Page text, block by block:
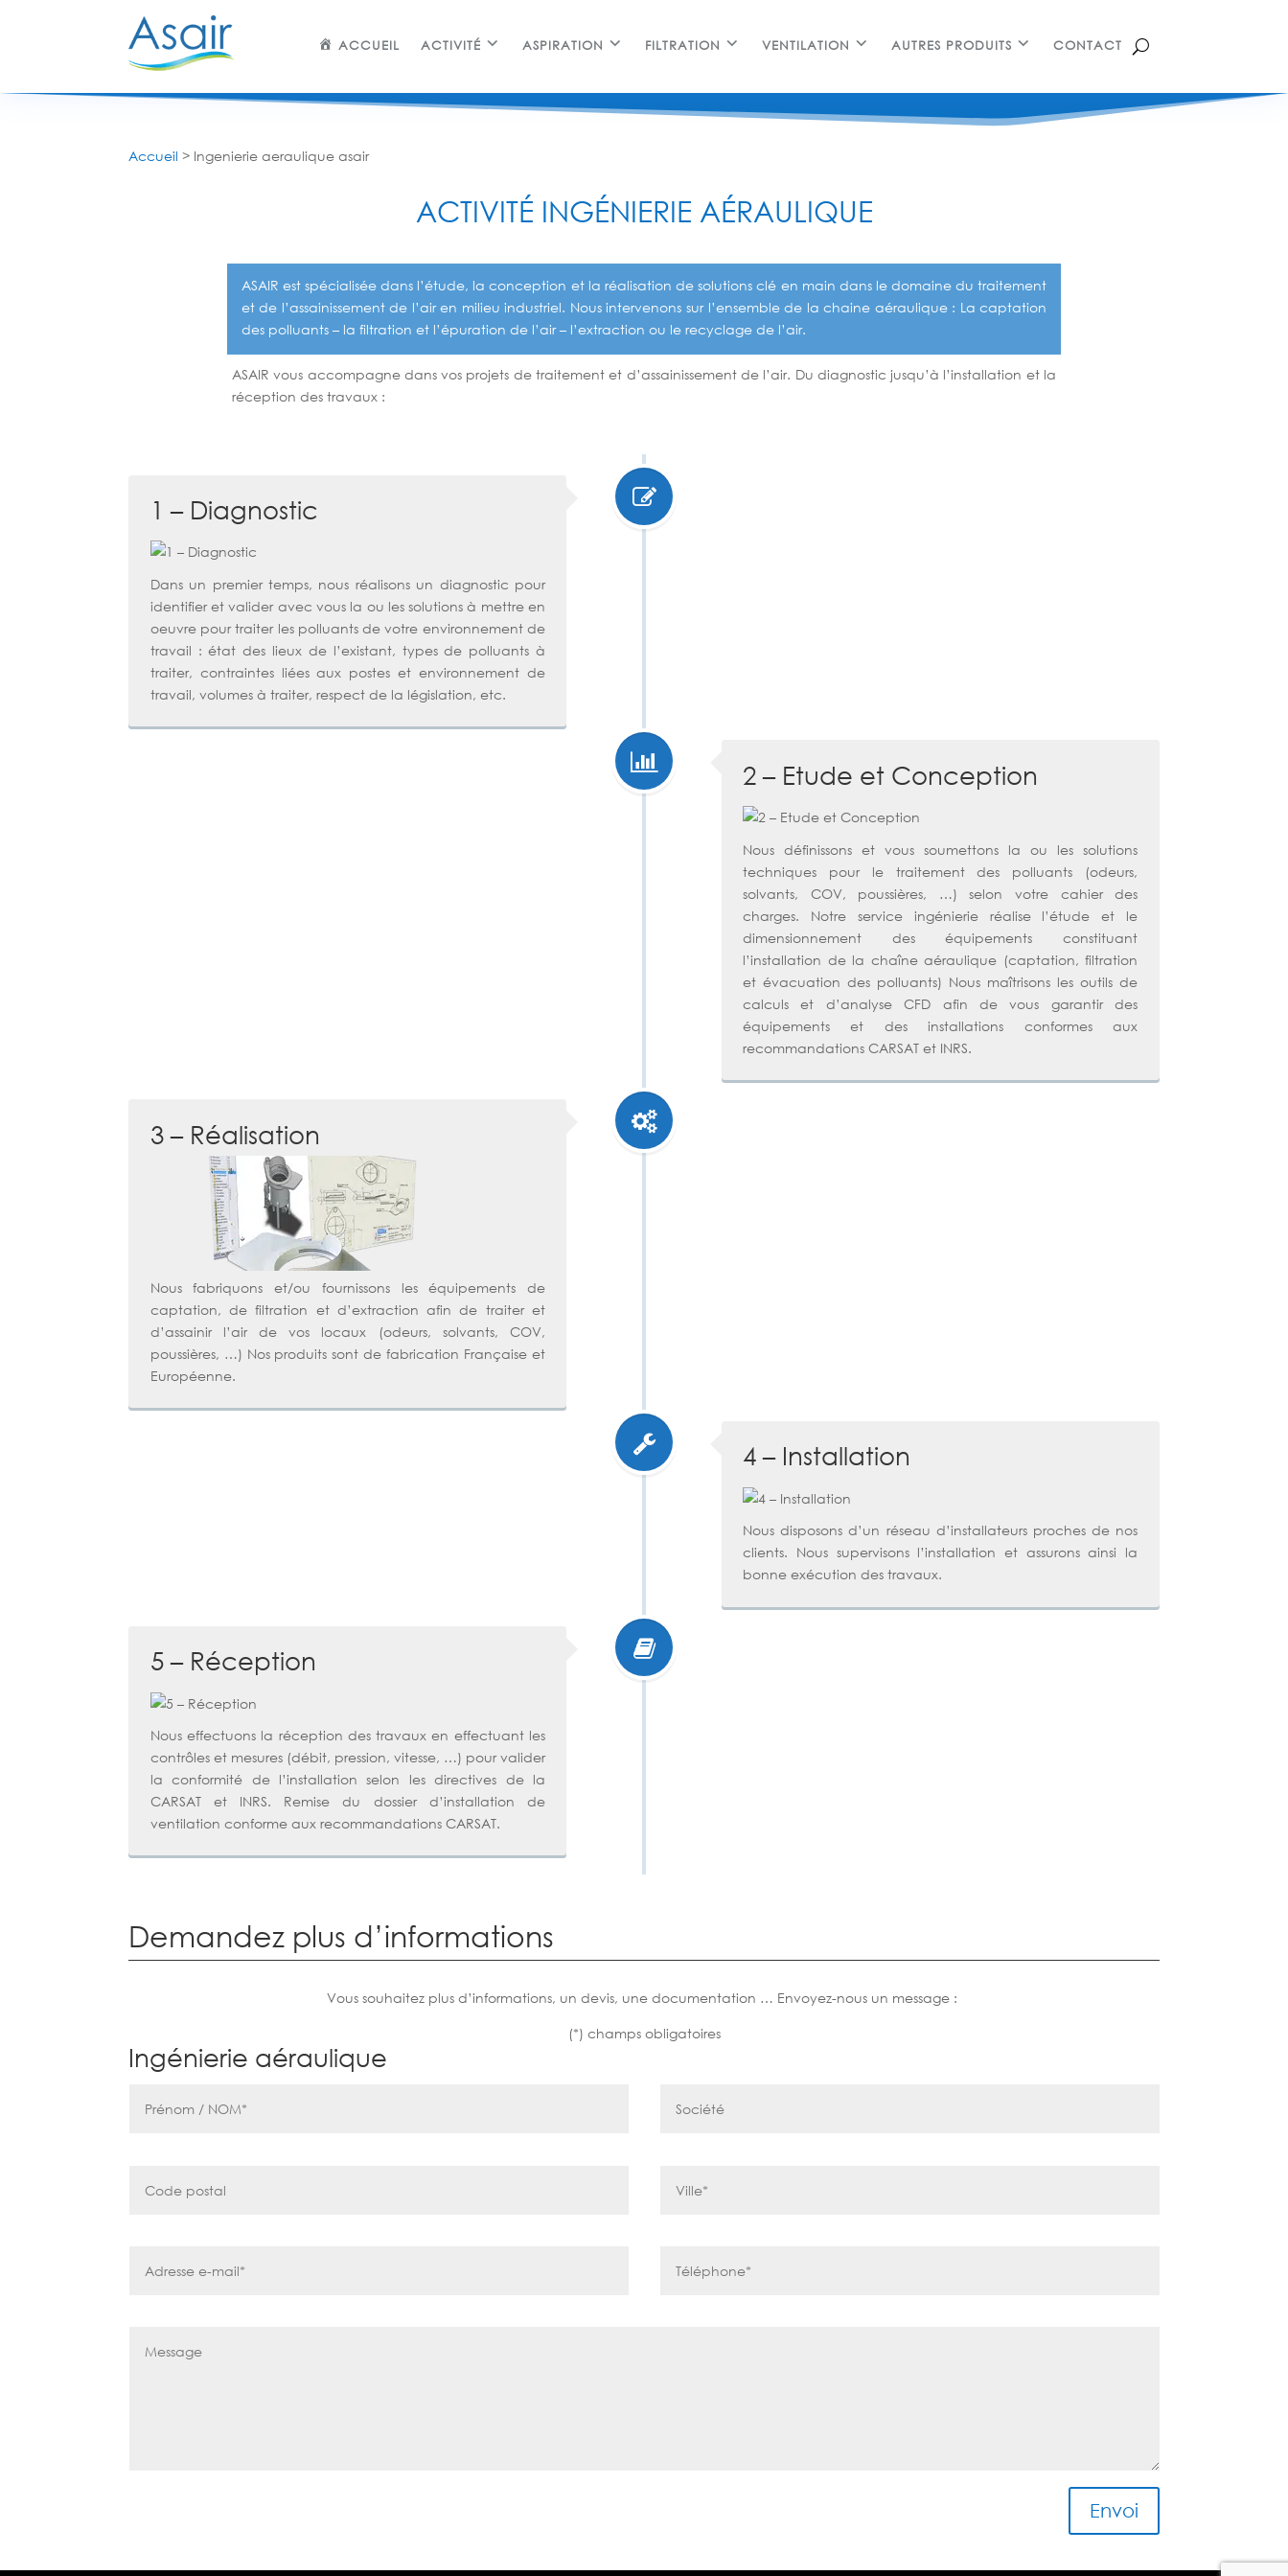
ACCUEIL ACTIVITÉ ASPIRATION FILTRATION VENTILATION AUTRES PRODUITS CONTACT
Accueil > Ingenierie aeraulique asair
ACTIVITÉ INGÉNIERIE AÉRAULIQUE
ASAIR est spécialisée dans l’étude, la conception et la réalisation de solutions clé en main dans le domaine du traitement
et de l’assainissement de l’air en milieu industriel. Nous intervenons sur l’ensemble de la chaine aéraulique : La captation
des polluants – la filtration et l’épuration de l’air – l’extraction ou le recyclage de l’air.
ASAIR vous accompagne dans vos projets de traitement et d’assainissement de l’air. Du diagnostic jusqu’à l’installation et la
réception des travaux :
1 – Diagnostic
Dans un premier temps, nous réalisons un diagnostic pour
identifier et valider avec vous la ou les solutions à mettre en
oeuvre pour traiter les polluants de votre environnement de
travail : état des lieux de l’existant, types de polluants à
traiter, contraintes liées aux postes et environnement de
travail, volumes à traiter, respect de la législation, etc.
2 – Etude et Conception
Nous définissons et vous soumettons la ou les solutions
techniques pour le traitement des polluants (odeurs,
solvants, COV, poussières, …) selon votre cahier des
charges. Notre service ingénierie réalise l’étude et le
dimensionnement des équipements constituant
l’installation de la chaîne aéraulique (captation, filtration
et évacuation des polluants) Nous maîtrisons les outils de
calculs et d’analyse CFD afin de vous garantir des
équipements et des installations conformes aux
recommandations CARSAT et INRS.
3 – Réalisation
Nous fabriquons et/ou fournissons les équipements de
captation, de filtration et d’extraction afin de traiter et
d’assainir l’air de vos locaux (odeurs, solvants, COV,
poussières, …) Nos produits sont de fabrication Française et
Européenne.
4 – Installation
Nous disposons d’un réseau d’installateurs proches de nos
clients. Nous supervisons l’installation et assurons ainsi la
bonne exécution des travaux.
5 – Réception
Nous effectuons la réception des travaux en effectuant les
contrôles et mesures (débit, pression, vitesse, …) pour valider
la conformité de l’installation selon les directives de la
CARSAT et INRS. Remise du dossier d’installation de
ventilation conforme aux recommandations CARSAT.
Demandez plus d’informations
Vous souhaitez plus d’informations, un devis, une documentation … Envoyez-nous un message :
(*) champs obligatoires
Ingénierie aéraulique
Envoi